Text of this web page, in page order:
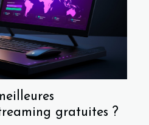
gratuites ?